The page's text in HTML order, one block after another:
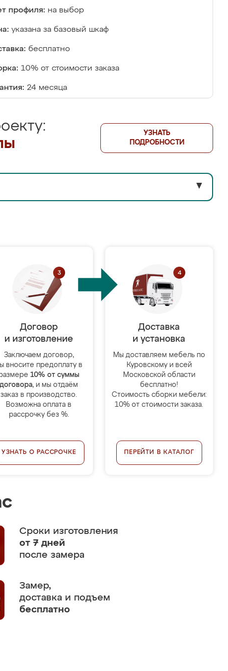
профиля: на выбор
указана за базовый шкаф
бесплатно
10% от стоимости заказа
24 месяца
УЗНАТЬ
ПОДРОБНОСТИ
▼
Договор
и изготовление
Заключаем договор,
вносите предоплату в
10% от суммы
договора, и мы отдаём
заказ в производство.
Возможна оплата в
рассрочку без %.
УЗНАТЬ О РАССРОЧКЕ
Доставка
и установка
Мы доставляем мебель по
Куровскому и всей
Московской области
бесплатно!
Стоимость сборки мебели:
10% от стоимости заказа.
ПЕРЕЙТИ В КАТАЛОГ
Сроки изготовления
от 7 дней
после замера
Замер,
доставка и подъем
бесплатно